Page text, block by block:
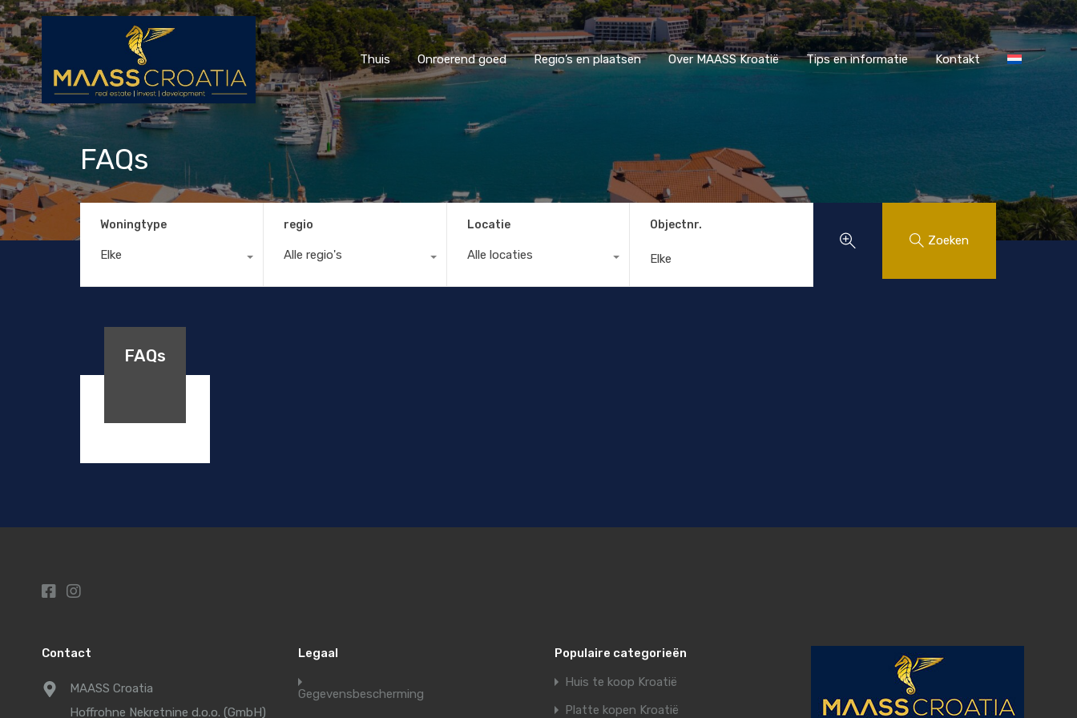
Thuis Onroerend goed Regio’s en plaatsen Over MAASS Kroatië Tips en informatie Kontakt
Thuis Onroerend goed Regio’s en plaatsen Over MAASS Kroatië Tips en informatie Kontakt
FAQs
Woningtype
Elke
regio
Alle regio's
Locatie
Alle locaties
Objectnr.
Zoeken
FAQs
Contact
MAASS Croatia
Hoffrohne Nekretnine d.o.o. (GmbH)
Legaal
Gegevensbescherming
Populaire categorieën
Huis te koop Kroatië
Platte kopen Kroatië